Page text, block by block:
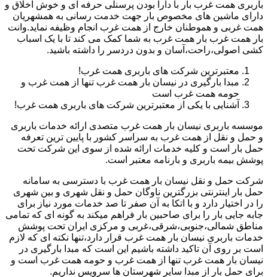
باربری همت غرب بار با دارا بودن پرسنلی حرفه ای و خوش اخلاق و
دارای ماشین های مخصوص بار جهت خدمت رسانی به همشهریان
همت غربی و هموطنان خارج از همت غرب انجام وظیفه نماید.وانت
بار همت غرب بار همت غرب به شما کمک می کند تا با یک اسباب
کشی اصولی،راحت،آسان و بدون دردسر را داشته باشید.
معتبرترین شرکت های باربری همت غرب!
مبدا بارگیری در نیسان بار همت غرب تنها از همت غرب و
حومه همت غرب است
آشنایی با یکی از معتبرترین شرکت های باربری همت غرب!
موسسه باربری نیسان بار همت غرب متصدی ارائه خدمات باربری
و حمل و نقل از همت غرب به سراسر کشور با پایین ترین تعرفه
حمل بار است و کلیه خدمات ارائه شده از سوی این شرکت تحت
پوشش بیمه باربری و بارنامه معتبر است.
شرکت حمل و نقل نیسان بار همت غرب با دسترسی به سامانه
حمل بار اینترنتی بزرگترین ناوگان حمل و نقل شهری و بین شهری
را در اختیار دارد و با اتکا به آن صفر تا صد خدمات مورد نیاز برای
جابه جایی بار را برای صاحبین بار فراهم میکند به گونه ای که تمامی
مناطق شمالی،جنوبی،شرقی،غربی و مرکزی ایران تحت پوشش
خدمات باربری نیسان بار همت غرب قرار دارد،تنها نکته ای که لازم
است بر روی آن تاکید داشته باشیم این است که مبدا بارگیری در
نیسان بار همت غرب تنها از همت غرب و حومه همت غرب است و
برای حمل بار از مبدا سایر شهرستان ها سرویس نداریم.